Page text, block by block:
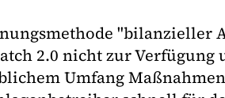
"bilanzieller
2.0 nicht zur Verfügung
Umfang